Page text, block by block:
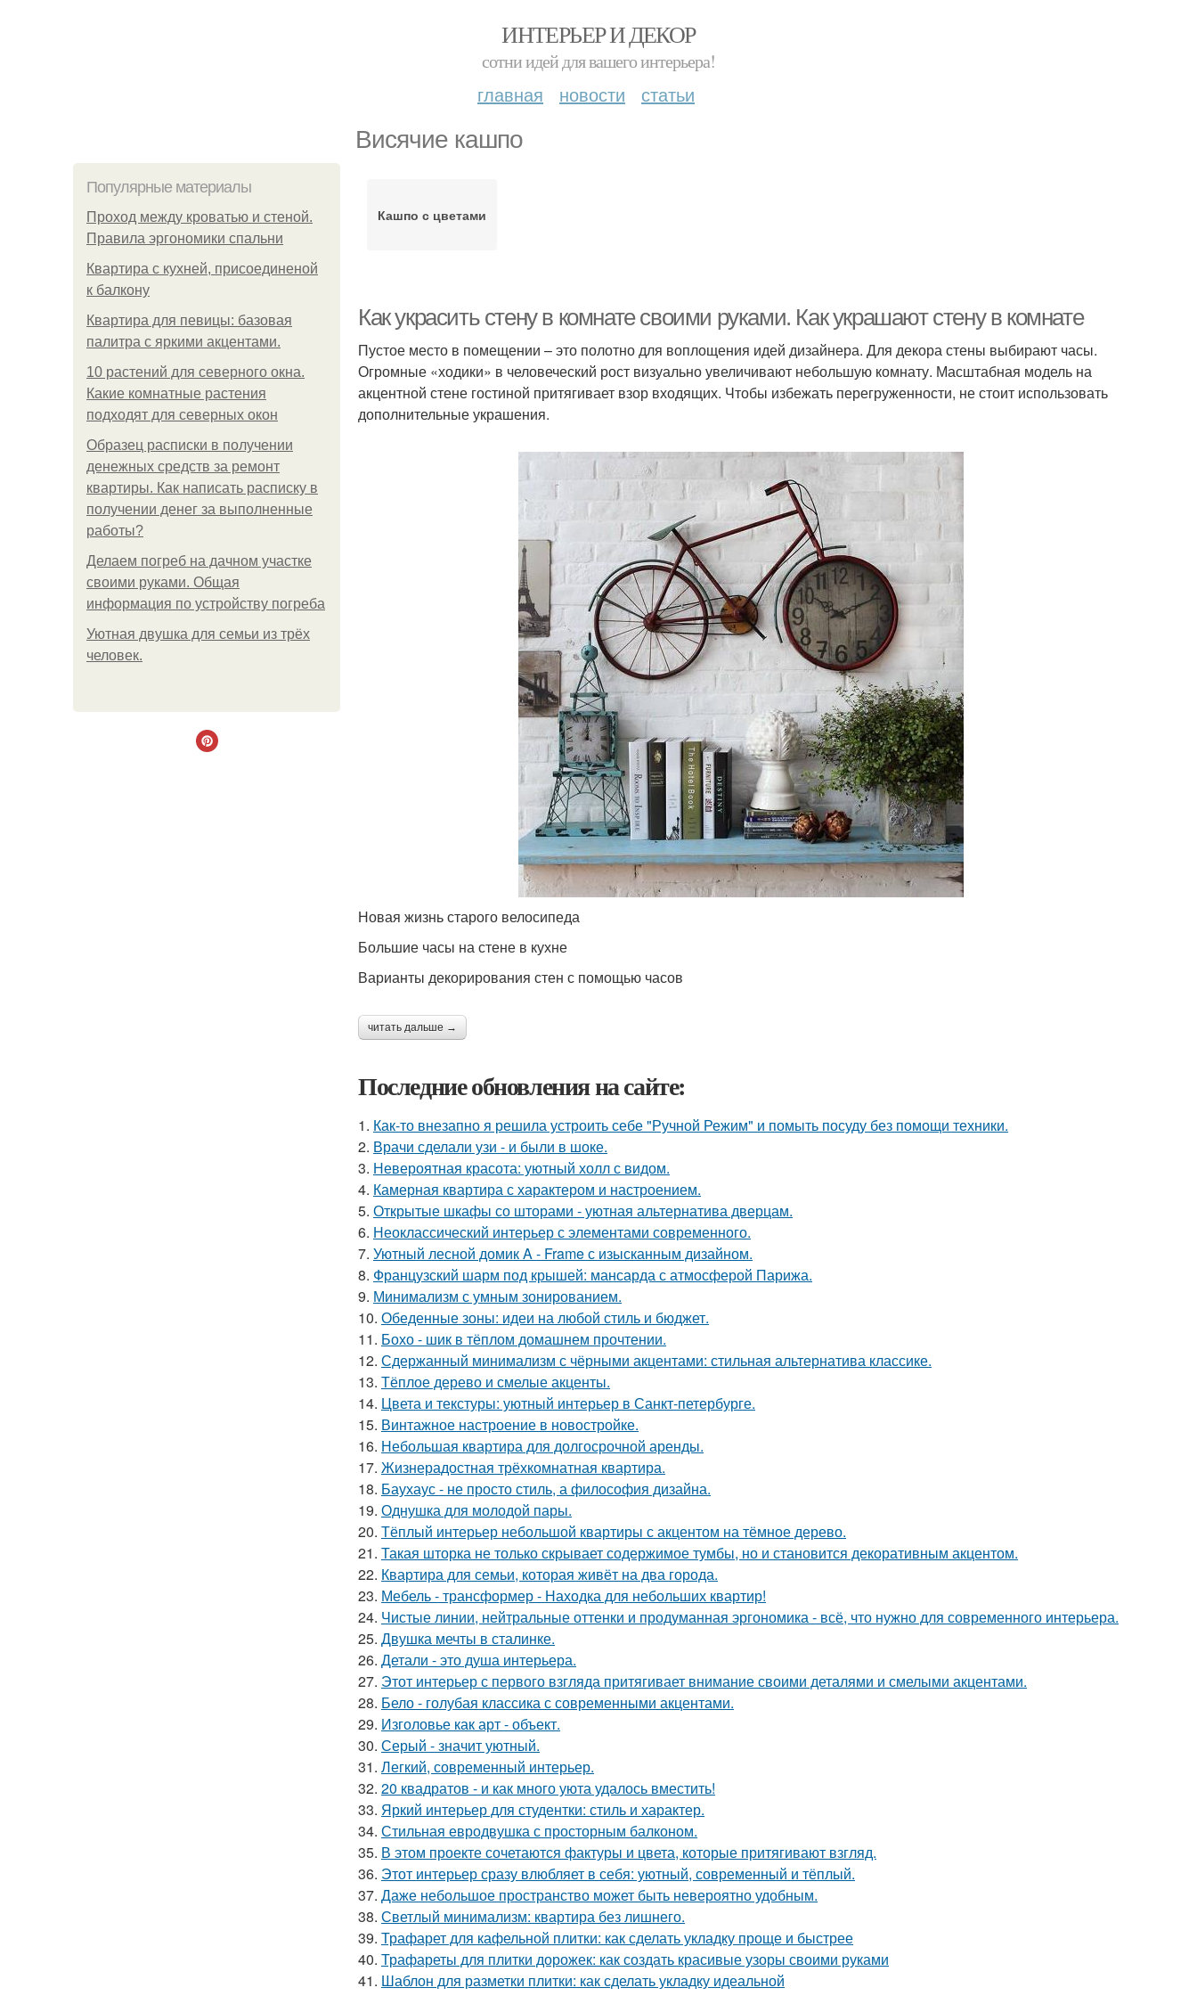
ИНТЕРЬЕР И ДЕКОР
сотни идей для вашего интерьера!
главная новости статьи
Висячие кашпо
Популярные материалы
Проход между кроватью и стеной.
Правила эргономики спальни
Квартира с кухней, присоединеной
к балкону
Квартира для певицы: базовая
палитра с яркими акцентами.
10 растений для северного окна.
Какие комнатные растения
подходят для северных окон
Образец расписки в получении
денежных средств за ремонт
квартиры. Как написать расписку в
получении денег за выполненные
работы?
Делаем погреб на дачном участке
своими руками. Общая
информация по устройству погреба
Уютная двушка для семьи из трёх
человек.
Кашпо с цветами
Как украсить стену в комнате своими руками. Как украшают стену в комнате
Пустое место в помещении – это полотно для воплощения идей дизайнера. Для декора стены выбирают часы.
Огромные «ходики» в человеческий рост визуально увеличивают небольшую комнату. Масштабная модель на
акцентной стене гостиной притягивает взор входящих. Чтобы избежать перегруженности, не стоит использовать
дополнительные украшения.
Новая жизнь старого велосипеда
Большие часы на стене в кухне
Варианты декорирования стен с помощью часов
читать дальше →
Последние обновления на сайте:
1. Как-то внезапно я решила устроить себе "Ручной Режим" и помыть посуду без помощи техники.
2. Врачи сделали узи - и были в шоке.
3. Невероятная красота: уютный холл с видом.
4. Камерная квартира с характером и настроением.
5. Открытые шкафы со шторами - уютная альтернатива дверцам.
6. Неоклассический интерьер с элементами современного.
7. Уютный лесной домик A - Frame с изысканным дизайном.
8. Французский шарм под крышей: мансарда с атмосферой Парижа.
9. Минимализм с умным зонированием.
10. Обеденные зоны: идеи на любой стиль и бюджет.
11. Бохо - шик в тёплом домашнем прочтении.
12. Сдержанный минимализм с чёрными акцентами: стильная альтернатива классике.
13. Тёплое дерево и смелые акценты.
14. Цвета и текстуры: уютный интерьер в Санкт-петербурге.
15. Винтажное настроение в новостройке.
16. Небольшая квартира для долгосрочной аренды.
17. Жизнерадостная трёхкомнатная квартира.
18. Баухаус - не просто стиль, а философия дизайна.
19. Однушка для молодой пары.
20. Тёплый интерьер небольшой квартиры с акцентом на тёмное дерево.
21. Такая шторка не только скрывает содержимое тумбы, но и становится декоративным акцентом.
22. Квартира для семьи, которая живёт на два города.
23. Мебель - трансформер - Находка для небольших квартир!
24. Чистые линии, нейтральные оттенки и продуманная эргономика - всё, что нужно для современного интерьера.
25. Двушка мечты в сталинке.
26. Детали - это душа интерьера.
27. Этот интерьер с первого взгляда притягивает внимание своими деталями и смелыми акцентами.
28. Бело - голубая классика с современными акцентами.
29. Изголовье как арт - объект.
30. Серый - значит уютный.
31. Легкий, современный интерьер.
32. 20 квадратов - и как много уюта удалось вместить!
33. Яркий интерьер для студентки: стиль и характер.
34. Стильная евродвушка с просторным балконом.
35. В этом проекте сочетаются фактуры и цвета, которые притягивают взгляд.
36. Этот интерьер сразу влюбляет в себя: уютный, современный и тёплый.
37. Даже небольшое пространство может быть невероятно удобным.
38. Светлый минимализм: квартира без лишнего.
39. Трафарет для кафельной плитки: как сделать укладку проще и быстрее
40. Трафареты для плитки дорожек: как создать красивые узоры своими руками
41. Шаблон для разметки плитки: как сделать укладку идеальной